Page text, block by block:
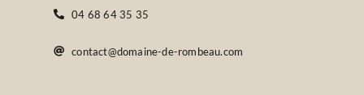
04 68 64 35 35
contact@domaine-de-rombeau.com